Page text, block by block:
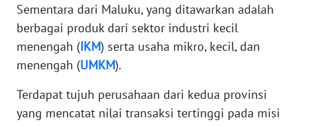
Sementara dari Maluku, yang ditawarkan adalah
berbagai produk dari sektor industri kecil
menengah (IKM) serta usaha mikro, kecil, dan
menengah (UMKM).
Terdapat tujuh perusahaan dari kedua provinsi
yang mencatat nilai transaksi tertinggi pada misi
WN
RIAU
SERAMBI